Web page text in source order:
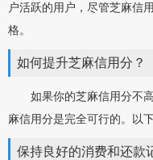
户活跃的用户，尽管芝麻信
格。
如何提升芝麻信用分？
如果你的芝麻信用分不
麻信用分是完全可行的。以
保持良好的消费和还款